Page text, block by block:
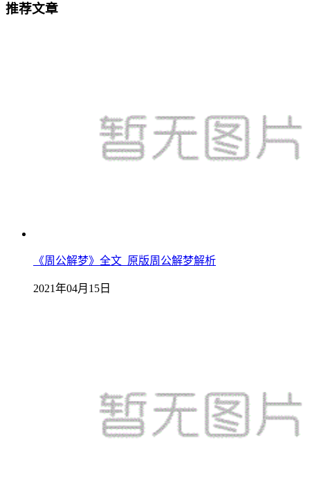
推荐文章
《周公解梦》全文_原版周公解梦解析
2021年04月15日